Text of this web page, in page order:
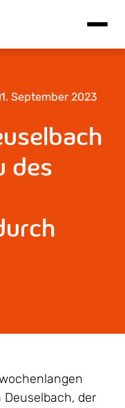
1. September 2023
des
der